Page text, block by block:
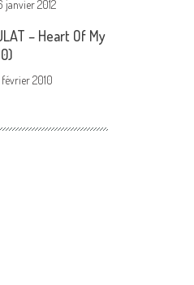
janvier 2012
– Heart Of My
février 2010